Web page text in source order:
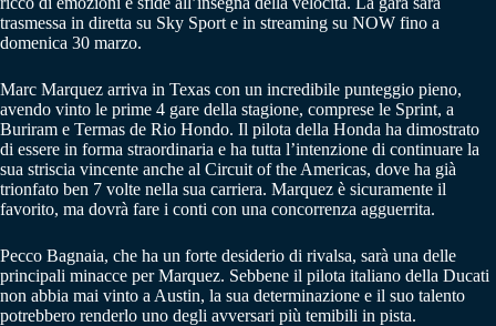
trasmessa in diretta su Sky Sport e in streaming su NOW fino a
domenica 30 marzo.
Marc Marquez arriva in Texas con un incredibile punteggio pieno,
avendo vinto le prime 4 gare della stagione, comprese le Sprint, a
Buriram e Termas de Rio Hondo. Il pilota della Honda ha dimostrato
di essere in forma straordinaria e ha tutta l’intenzione di continuare la
sua striscia vincente anche al Circuit of the Americas, dove ha già
trionfato ben 7 volte nella sua carriera. Marquez è sicuramente il
favorito, ma dovrà fare i conti con una concorrenza agguerrita.
Pecco Bagnaia, che ha un forte desiderio di rivalsa, sarà una delle
principali minacce per Marquez. Sebbene il pilota italiano della Ducati
non abbia mai vinto a Austin, la sua determinazione e il suo talento
potrebbero renderlo uno degli avversari più temibili in pista.